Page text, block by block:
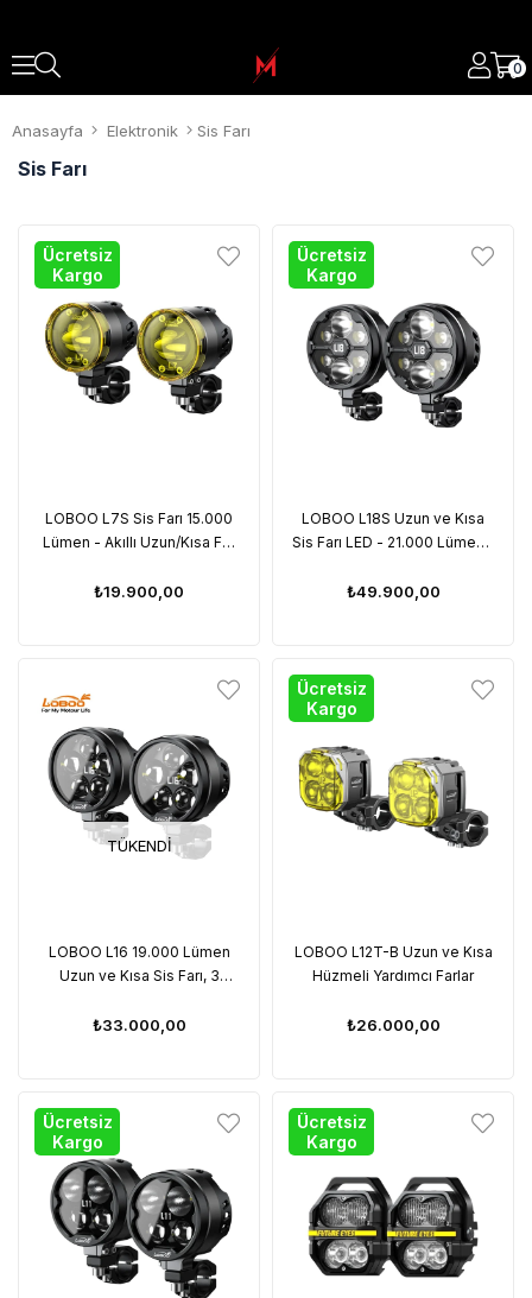
0
Anasayfa Elektronik Sis Farı
Sis Farı
LOBOO L7S Sis Farı 15.000
Lümen - Akıllı Uzun/Kısa Far
₺19.900,00
Ücretsiz
Kargo
LOBOO L18S Uzun ve Kısa
Sis Farı LED - 21.000 Lümen -
₺49.900,00
Ücretsiz
Kargo
TÜKENDI
LOBOO L16 19.000 Lümen
Uzun ve Kısa Sis Farı, 3
Geçirmezlik
₺33.000,00
LOBOO L12T-B Uzun ve Kısa
Hüzmeli Yardımcı Farlar
₺26.000,00
Ücretsiz
Kargo
Ücretsiz
Kargo
Ücretsiz
Kargo